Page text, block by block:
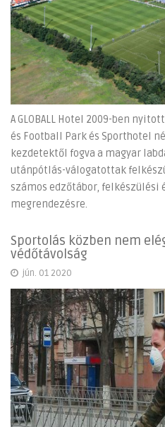
A GLOBALL Hotel 2009-ben
és Football Park és Sporthotel
kezdetektől fogva a magyar
utánpótlás-válogatottak
számos edzőtábor,
megrendezésre.
Sportolás közben nem
védőtávolság
jún. 01 2020